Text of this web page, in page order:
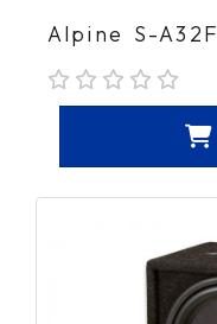
Alpine S-A32F